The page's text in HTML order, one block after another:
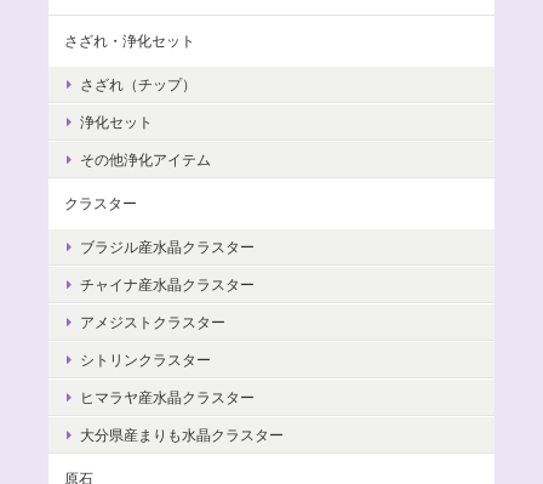
さざれ・浄化セット
さざれ（チップ）
浄化セット
その他浄化アイテム
クラスター
ブラジル産水晶クラスター
チャイナ産水晶クラスター
アメジストクラスター
シトリンクラスター
ヒマラヤ産水晶クラスター
大分県産まりも水晶クラスター
原石